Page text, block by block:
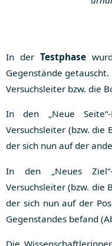
In derTestphase
Gegenstände
Versuchsleiter bzw. die
In den „Neue
Versuchsleiter (bzw. die
der sich nun auf der
In den „Neues
Versuchsleiter (bzw. die
der sich nun auf der
Gegenstandes befand
Die